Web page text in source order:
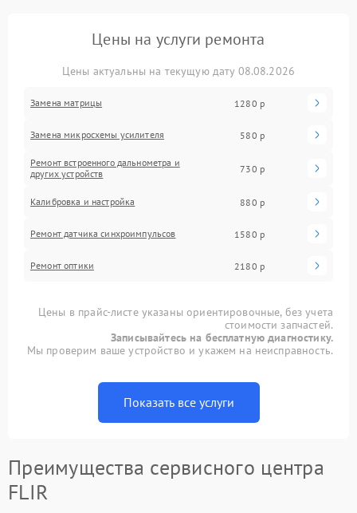
Цены на услуги ремонта
Цены актуальны на текущую дату 08.08.2026
Замена матрицы 1280 р
Замена микросхемы усилителя 580 р
Ремонт встроенного дальнометра и
других устройств
730 р
Калибровка и настройка 880 р
Ремонт датчика синхроимпульсов 1580 р
Ремонт оптики 2180 р
Цены в прайс-листе указаны ориентировочные, без учета
стоимости запчастей.
Записывайтесь на бесплатную диагностику.
Мы проверим ваше устройство и укажем на неисправность.
Показать все услуги
Преимущества сервисного центра
FLIR